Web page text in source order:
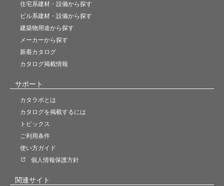
住宅系建材・設備から探す
ビル系建材・設備から探す
建築物用途から探す
メーカーから探す
新着カタログ
カタログ掲載情報
サポート
カタラボとは
カタログを掲載するには
トピックス
ご利用条件
使い方ガイド
個人情報保護方針
関連サイト